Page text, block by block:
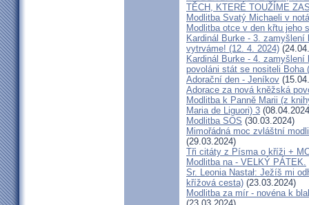
TĚCH, KTERÉ TOUŽÍME
Modlitba Svatý Michaeli v
Modlitba otce v den křtu jeho
Kardinál Burke - 3.
vytrváme! (12. 4. 2024)
Kardinál Burke - 4.
povoláni stát se nositeli Boha
Adorační den - Jeníkov
Adorace za nová kněžská
Modlitba k Panně Marii (z
Maria de Liguori) 3
Modlitba SOS (30.03.2024)
Mimořádná moc zvláštní
(29.03.2024)
Tři citáty z Písma o kříži +
Modlitba na - VELKÝ PÁTEK.
Sr. Leonia Nastał: Ježíš mi
křížová cesta) (23.03.2024)
Modlitba za mír - novéna k